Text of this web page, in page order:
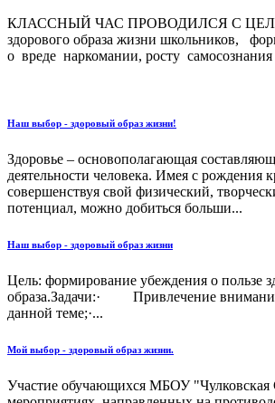
КЛАССНЫЙ ЧАС ПРОВОДИЛСЯ С
здорового образа жизни школьников,
о вреде наркомании, росту
Наш выбор - здоровый образ жизни!
Здоровье – основополагающая
деятельности человека. Имея с рождения
совершенствуя свой физический,
потенциал, можно добиться больши...
Наш выбор - здоровый образ жизни
Цель: формирование убеждения о пользе
образа.Задачи:· Привлечение
данной теме;·...
Мой выбор - здоровый образ жизни.
Участие обучающихся МБОУ